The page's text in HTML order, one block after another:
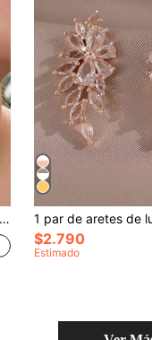
$2.790
Estimado